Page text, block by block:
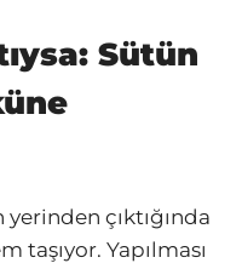
Sütün
çıktığında
taşıyor. Yapılması